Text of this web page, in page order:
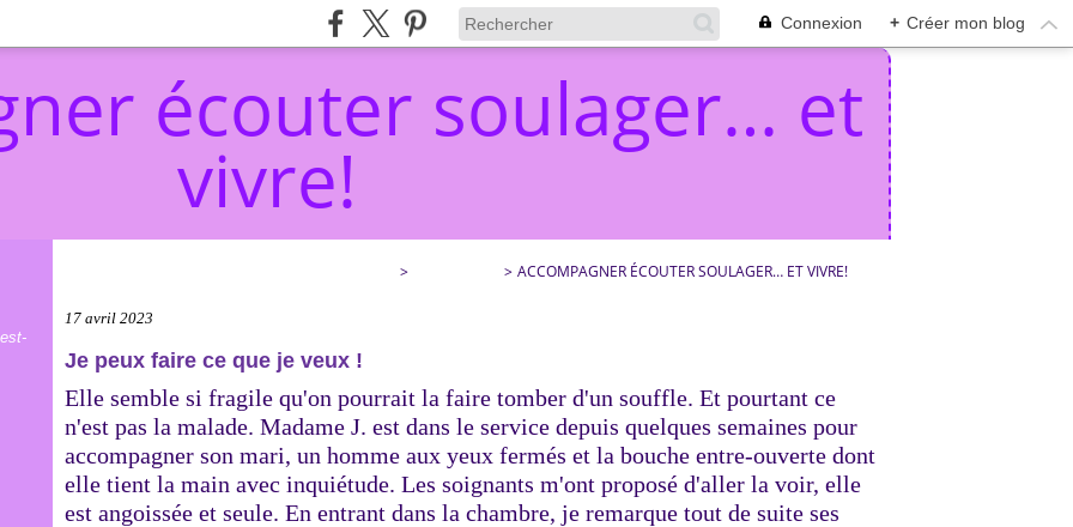
Connexion + Créer mon blog
écouter soulager… et
vivre!
> > ACCOMPAGNER ÉCOUTER SOULAGER… ET VIVRE!
17 avril 2023
Je peux faire ce que je veux !
Elle semble si fragile qu'on pourrait la faire tomber d'un souffle. Et pourtant ce
n'est pas la malade. Madame J. est dans le service depuis quelques semaines pour
accompagner son mari, un homme aux yeux fermés et la bouche entre-ouverte dont
elle tient la main avec inquiétude. Les soignants m'ont proposé d'aller la voir, elle
est angoissée et seule. En entrant dans la chambre, je remarque tout de suite ses